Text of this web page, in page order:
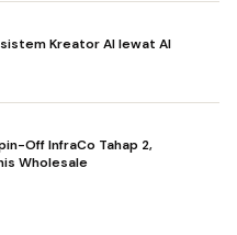
Kreator AI lewat AI
Off InfraCo Tahap 2,
Wholesale